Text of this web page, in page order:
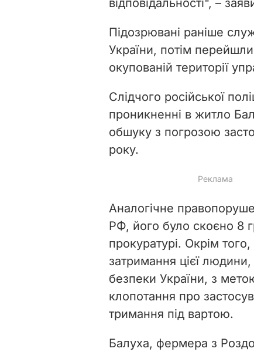
Підозрювані раніше
України, потім
окупованій території
Слідчого російської
проникненні в житло
обшуку з погрозою
року.
Аналогічне
РФ, його було скоєно 8
прокуратурі. Окрім
затримання цієї
безпеки України, з
клопотання про
тримання під вартою.
Балуха, фермера з